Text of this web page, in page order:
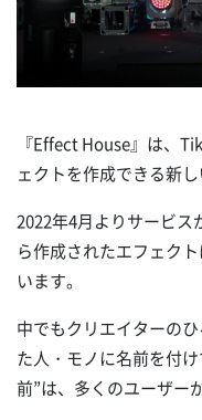
『Effect House』は、
ェクトを作成できる新
2022年4月よりサービ
ら作成されたエフェク
います。
中でもクリエイターの
た人・モノに名前を付
前”は、多くのユーザー